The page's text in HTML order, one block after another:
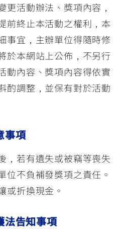
更活動辦法、獎項內容，
前終止本活動之權利，本
事宜，主辦單位得隨時修
於本網站上公佈，不另行
動內容、獎項內容得依實
酌調整，並保有對於活動
事項
，若有遺失或被竊等喪失
位不負補發獎項之責任。
或折換現金。
法告知事項